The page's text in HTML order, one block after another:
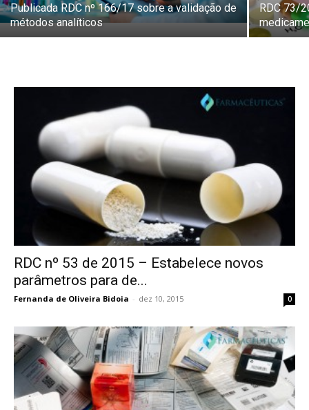
Publicada RDC nº 166/17 sobre a validação de
métodos analíticos
RDC 73/
RDC nº 53 de 2015 – Estabelece novos
parâmetros para de...
Fernanda de Oliveira Bidoia - dez 10, 2015 0